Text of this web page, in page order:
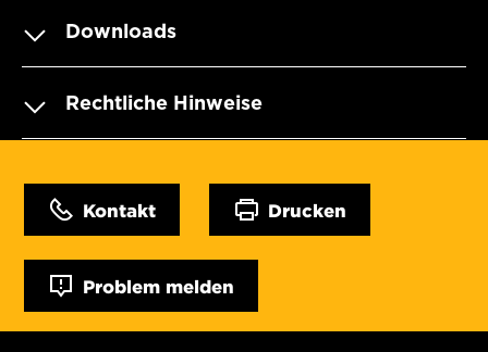
Downloads
Rechtliche Hinweise
Kontakt Drucken
Problem melden